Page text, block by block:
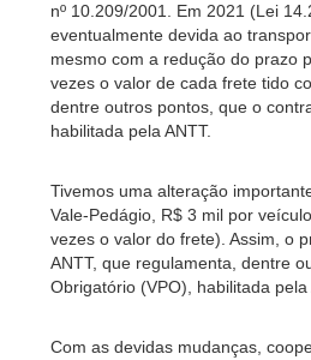
nº 10.209/2001. Em 2021 (Lei
eventualmente devida ao
mesmo com a redução do prazo
vezes o valor de cada frete tido
dentre outros pontos, que o
habilitada pela ANTT.
Tivemos uma alteração
Vale-Pedágio, R$ 3 mil por
vezes o valor do frete). Assim, o
ANTT, que regulamenta, dentre
Obrigatório (VPO), habilitada
Com as devidas mudanças,